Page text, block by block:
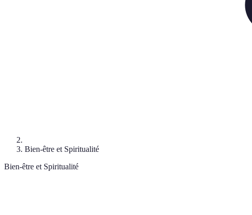
Bien-être et Spiritualité
Bien-être et Spiritualité